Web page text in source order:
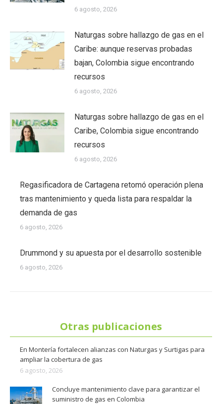
6 agosto, 2026
Naturgas sobre hallazgo de gas en el
Caribe: aunque reservas probadas
bajan, Colombia sigue encontrando
recursos
6 agosto, 2026
Naturgas sobre hallazgo de gas en el
Caribe, Colombia sigue encontrando
recursos
6 agosto, 2026
Regasificadora de Cartagena retomó operación plena
tras mantenimiento y queda lista para respaldar la
demanda de gas
6 agosto, 2026
Drummond y su apuesta por el desarrollo sostenible
6 agosto, 2026
Otras publicaciones
En Montería fortalecen alianzas con Naturgas y Surtigas para
ampliar la cobertura de gas
6 agosto, 2026
Concluye mantenimiento clave para garantizar el
suministro de gas en Colombia